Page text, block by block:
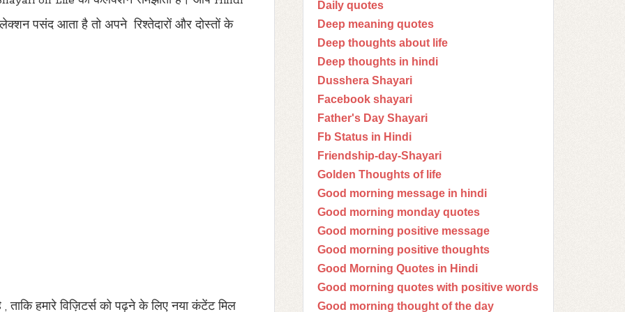
पसंद आता है तो अपने रिश्तेदारों और दोस्तों के
,ताकि हमारे विज़िटर्स को पढ़ने के लिए नया कंटेंट मिल
Daily quotes
Deep meaning quotes
Deep thoughts about life
Deep thoughts in hindi
Dusshera Shayari
Facebook shayari
Father's Day Shayari
Fb Status in Hindi
Friendship-day-Shayari
Golden Thoughts of life
Good morning message in hindi
Good morning monday quotes
Good morning positive message
Good morning positive thoughts
Good Morning Quotes in Hindi
Good morning quotes with positive words
Good morning thought of the day